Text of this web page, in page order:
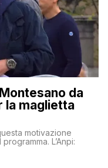
da
la maglietta
motivazione
L’Anpi: